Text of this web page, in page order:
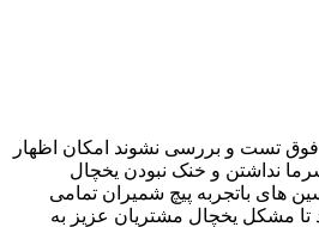
تست و بررسی نشوند امکان اظهار
نداشتن و خنک نبودن یخچال
های باتجربه پیچ شمیران تمامی
تا مشکل یخچال مشتریان عزیز به